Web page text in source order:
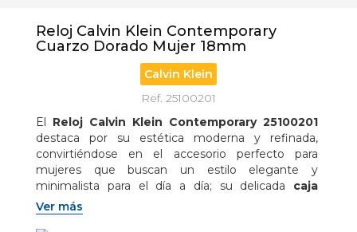
Reloj Calvin Klein Contemporary
Cuarzo Dorado Mujer 18mm
Calvin Klein
Ref. 25100201
El Reloj Calvin Klein Contemporary 25100201
destaca por su estética moderna y refinada,
convirtiéndose en el accesorio perfecto para
mujeres que buscan un estilo elegante y
minimalista para el día a día; su delicada caja
redonda de 18 mm en acero inoxidable
complementa con un sofisticado
Ver más